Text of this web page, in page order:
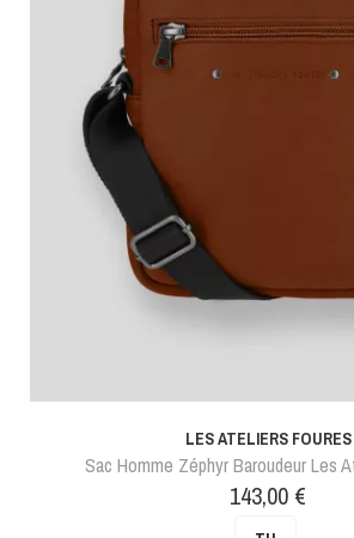
LES ATELIERS FOURES
Sac Homme Zéphyr Baroudeur Les
Prix
143,00 €